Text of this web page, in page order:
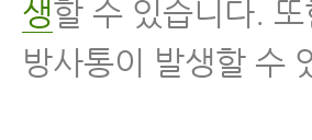
생할 수 있습니다.
방사통이 발생할 수